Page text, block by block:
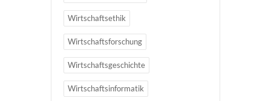
Wirtschaftsethik
Wirtschaftsforschung
Wirtschaftsgeschichte
Wirtschaftsinformatik